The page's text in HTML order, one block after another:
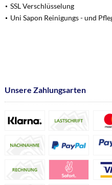
SSL Verschlüsselung
Uni Sapon Reinigungs - und
Unsere Zahlungsarten